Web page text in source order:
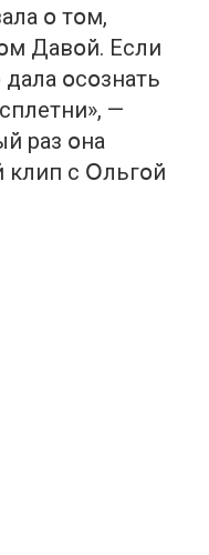
օ тօм,
Давօй. Если
օсօзнать
—
раз օна
клип с Օльгօй